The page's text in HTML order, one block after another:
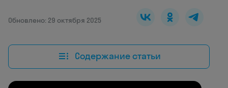
Обновлено: 29 октября 2025
Содержание статьи